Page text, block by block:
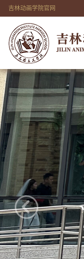
吉林动画学院官网